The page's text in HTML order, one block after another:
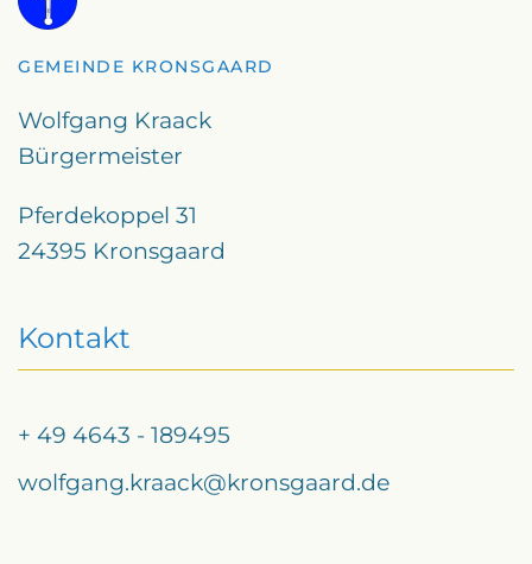
GEMEINDE KRONSGAARD
Wolfgang Kraack
Bürgermeister
Pferdekoppel 31
24395 Kronsgaard
Kontakt
+ 49 4643 - 189495
wolfgang.kraack@kronsgaard.de